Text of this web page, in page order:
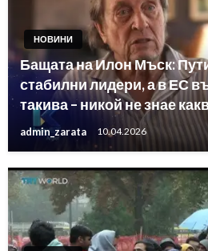
НОВИНИ
Бащата на Илон Мъск:
стабилни лидери, а в ЕС
такива – никой не знае
admin_zarata 10.04.2026